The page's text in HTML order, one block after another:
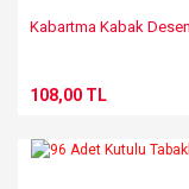
Kabartma Kabak
108,00 TL